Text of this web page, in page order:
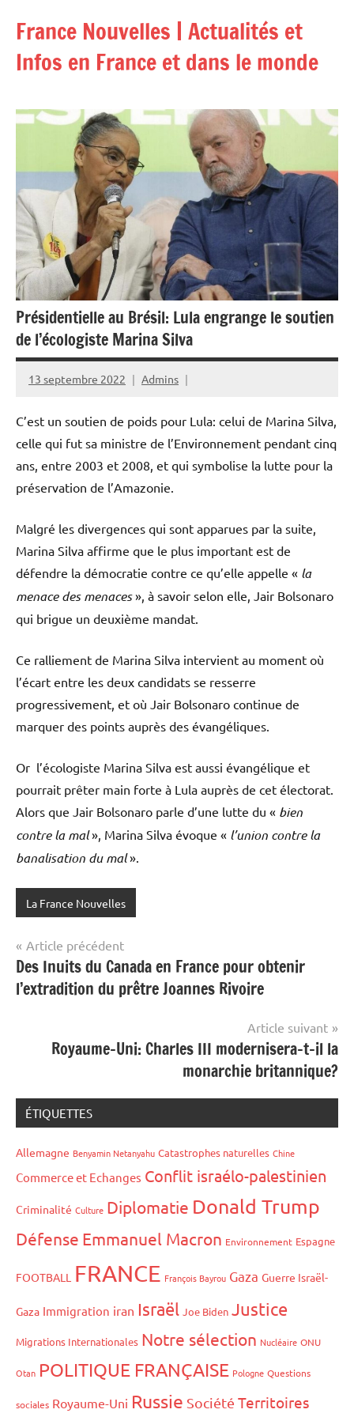
contenu
France Nouvelles | Actualités et
Infos en France et dans le monde
Présidentielle au Brésil: Lula engrange le soutien
de l’écologiste Marina Silva
13 septembre 2022 Admins
C’est un soutien de poids pour Lula: celui de Marina Silva,
celle qui fut sa ministre de l’Environnement pendant cinq
ans, entre 2003 et 2008, et qui symbolise la lutte pour la
préservation de l’Amazonie.
Malgré les divergences qui sont apparues par la suite,
Marina Silva affirme que le plus important est de
défendre la démocratie contre ce qu’elle appelle « la
menace des menaces», à savoir selon elle, Jair Bolsonaro
qui brigue un deuxième mandat.
Ce ralliement de Marina Silva intervient au moment où
l’écart entre les deux candidats se resserre
progressivement, et où Jair Bolsonaro continue de
marquer des points auprès des évangéliques.
Or l’écologiste Marina Silva est aussi évangélique et
pourrait prêter main forte à Lula auprès de cet électorat.
Alors que Jair Bolsonaro parle d’une lutte du « bien
contre la mal», Marina Silva évoque « l’union contre la
banalisation du mal».
La France Nouvelles
Navigation
de
l’article
Article précédent
Des Inuits du Canada en France pour obtenir
l’extradition du prêtre Joannes Rivoire
Article suivant
Royaume-Uni: Charles III modernisera-t-il la
monarchie britannique?
ÉTIQUETTES
Allemagne Benyamin Netanyahu Catastrophes naturelles Chine
Commerce et Echanges Conflit israélo-palestinien
Criminalité Culture Diplomatie Donald Trump
Défense Emmanuel Macron Environnement Espagne
FOOTBALL FRANCE François Bayrou Gaza Guerre Israël-
Gaza Immigration iran Israël Joe Biden Justice
Migrations Internationales Notre sélection Nucléaire ONU
Otan POLITIQUE FRANÇAISE Pologne Questions
sociales Royaume-Uni Russie Société Territoires